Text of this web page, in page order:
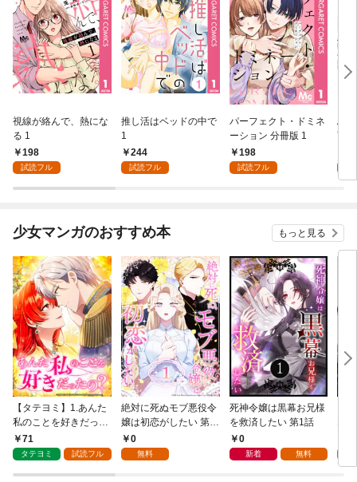
視線が絡んで、熱にな
る 1
198
試読フル
推し活はベッドの中で
1
244
試読フル
パーフェクト・ドミネ
ーション 分冊版 1
198
試読フル
ふ
言
少女マンガのおすすめ本 もっと見る
【タテヨミ】1.あんた
私のことを好きだった
の？
71
タテヨミ 試読フル
絶対に死ぬモブ悪役令
嬢は初恋がしたい 第1
話0
無料
死神令嬢は黒幕お兄様
を救済したい 第1話
0
新着 無料
な